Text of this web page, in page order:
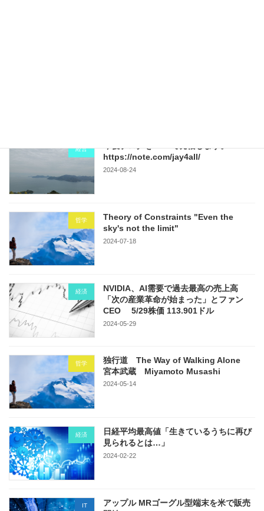
経営
https://note.com/jay4all/
2024-08-24
哲学
Theory of Constraints "Even the
sky's not the limit"
2024-07-18
経済
NVIDIA、AI需要で過去最高の売上高
「次の産業革命が始まった」とファン
CEO 5/29株価 113.901ドル
2024-05-29
哲学
独行道 The Way of Walking Alone
宮本武蔵 Miyamoto Musashi
2024-05-14
経済
日経平均最高値「生きているうちに再び
見られるとは…」
2024-02-22
IT
アップル MRゴーグル型端末を米で販売